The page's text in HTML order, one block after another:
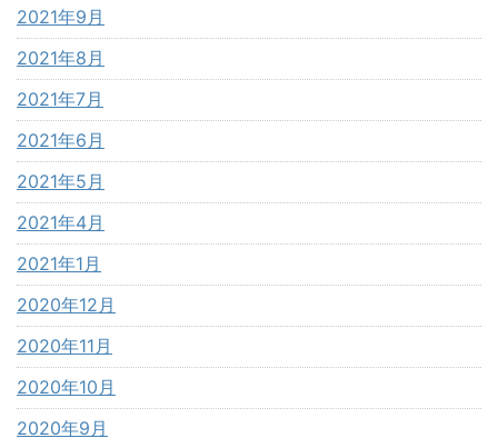
2021年9月
2021年8月
2021年7月
2021年6月
2021年5月
2021年4月
2021年1月
2020年12月
2020年11月
2020年10月
2020年9月